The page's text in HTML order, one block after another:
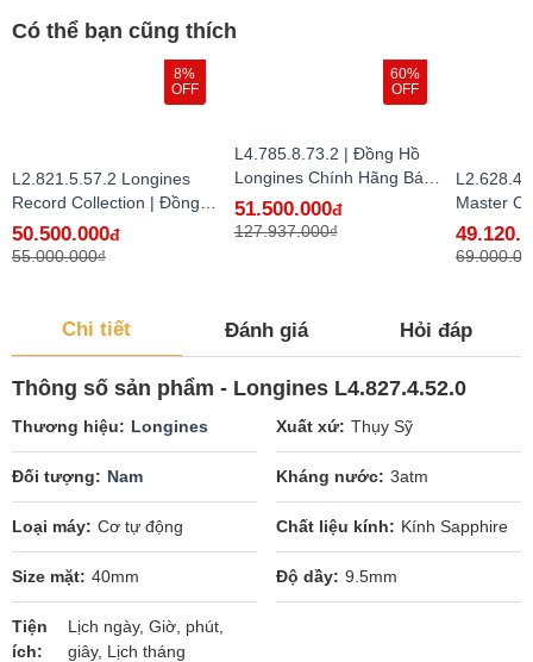
Có thể bạn cũng thích
8%
OFF
L2.821.5.57.2 Longines
Record Collection | Đồng
Hồ Longines Chính Hãng
Bán Lẻ Tại VN
50.500.000đ
55.000.000₫
60%
OFF
L4.785.8.73.2 | Đồng Hồ
Longines Chính Hãng Bán
Lẻ Tại VN - hàng lướt
51.500.000đ
127.937.000₫
Master
Hồ
Bán Lẻ
Chi tiết Đánh giá Hỏi đáp
Thông số sản phẩm - Longines L4.827.4.52.0
Thương hiệu Longines Xuất xứ Thụy Sỹ
Đối tượng Nam Kháng nước 3atm
Loại máy Cơ tự động Chất liệu kính Kính Sapphire
Size mặt 40mm Độ dầy 9.5mm
Tiện
ích
Lịch ngày, Giờ, phút,
giây, Lịch tháng